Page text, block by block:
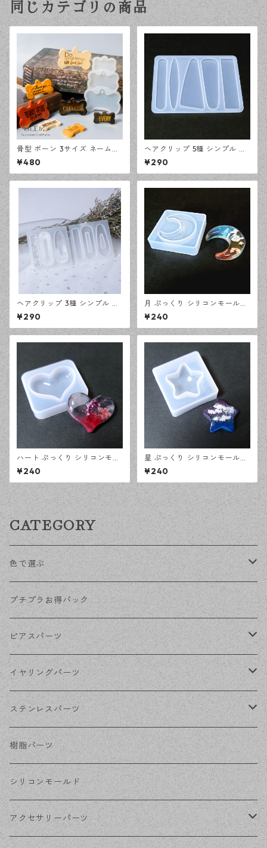
同じカテゴリの商品
骨型 ボーン 3サイズ ネームタ
グ シリコンモールド レジン型
モールド ハンドメイド 資材
【en工房】
¥480
ヘアクリップ 5種 シンプル シ
リコンモールド レジン型 モー
ルド ハンドメイド 資材【en工
房】
¥290
ヘアクリップ 3種 シンプル シ
リコンモールド レジン型 モー
ルド ハンドメイド 資材【en工
房】
¥290
月 ぷっくり シリコンモールド
立体 レジン型 オルゴナイト モ
ールド ハンドメイド 資材【en
工房】
¥240
ハート ぷっくり シリコンモー
ルド 立体 レジン型 オルゴナイ
ト モールド ハンドメイド 資材
【en工房】
¥240
星 ぷっくり シリコンモールド
立体 レジン型 オルゴナイト モ
ールド ハンドメイド 資材【en
工房】
¥240
CATEGORY
色で選ぶ
KCゴールド
ゴールド
シルバー
ホワイトシルバー
ステンレス・シルバー
ステンレス・ゴールド
プチプラお得パック
ピアスパーツ
ポストピアス
フックピアス
その他ピアス
イヤリングパーツ
ネジばねイヤリング
クリップイヤリング
ノンホールピアス
ステンレスパーツ
ステンレスピアス
ステンレスイヤリング
ステンレスチェーン
樹脂パーツ
シリコンモールド
アクセサリーパーツ